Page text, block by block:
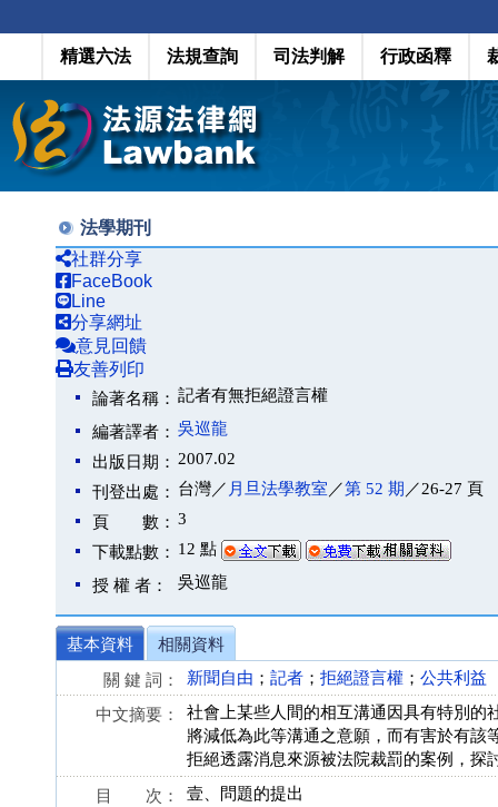
精選六法 法規查詢 司法判解 行政函釋
法學期刊
社群分享
FaceBook
Line
分享網址
意見回饋
友善列印
論著名稱： 記者有無拒絕證言權
編著譯者： 吳巡龍
出版日期： 2007.02
刊登出處： 台灣／ 月旦法學教室 ／第 52 期 ／26-27 頁
頁 數： 3
下載點數： 12 點
授 權 者： 吳巡龍
基本資料
相關資料
關 鍵 詞：
新聞自由 ； 記者 ； 拒絕證言權 ； 公共利益
中文摘要：
社會上某些人間的相互溝通因具有特別的
將減低為此等溝通之意願，而有害於有該
拒絕透露消息來源被法院裁罰的案例，探
目 次：
壹、問題的提出